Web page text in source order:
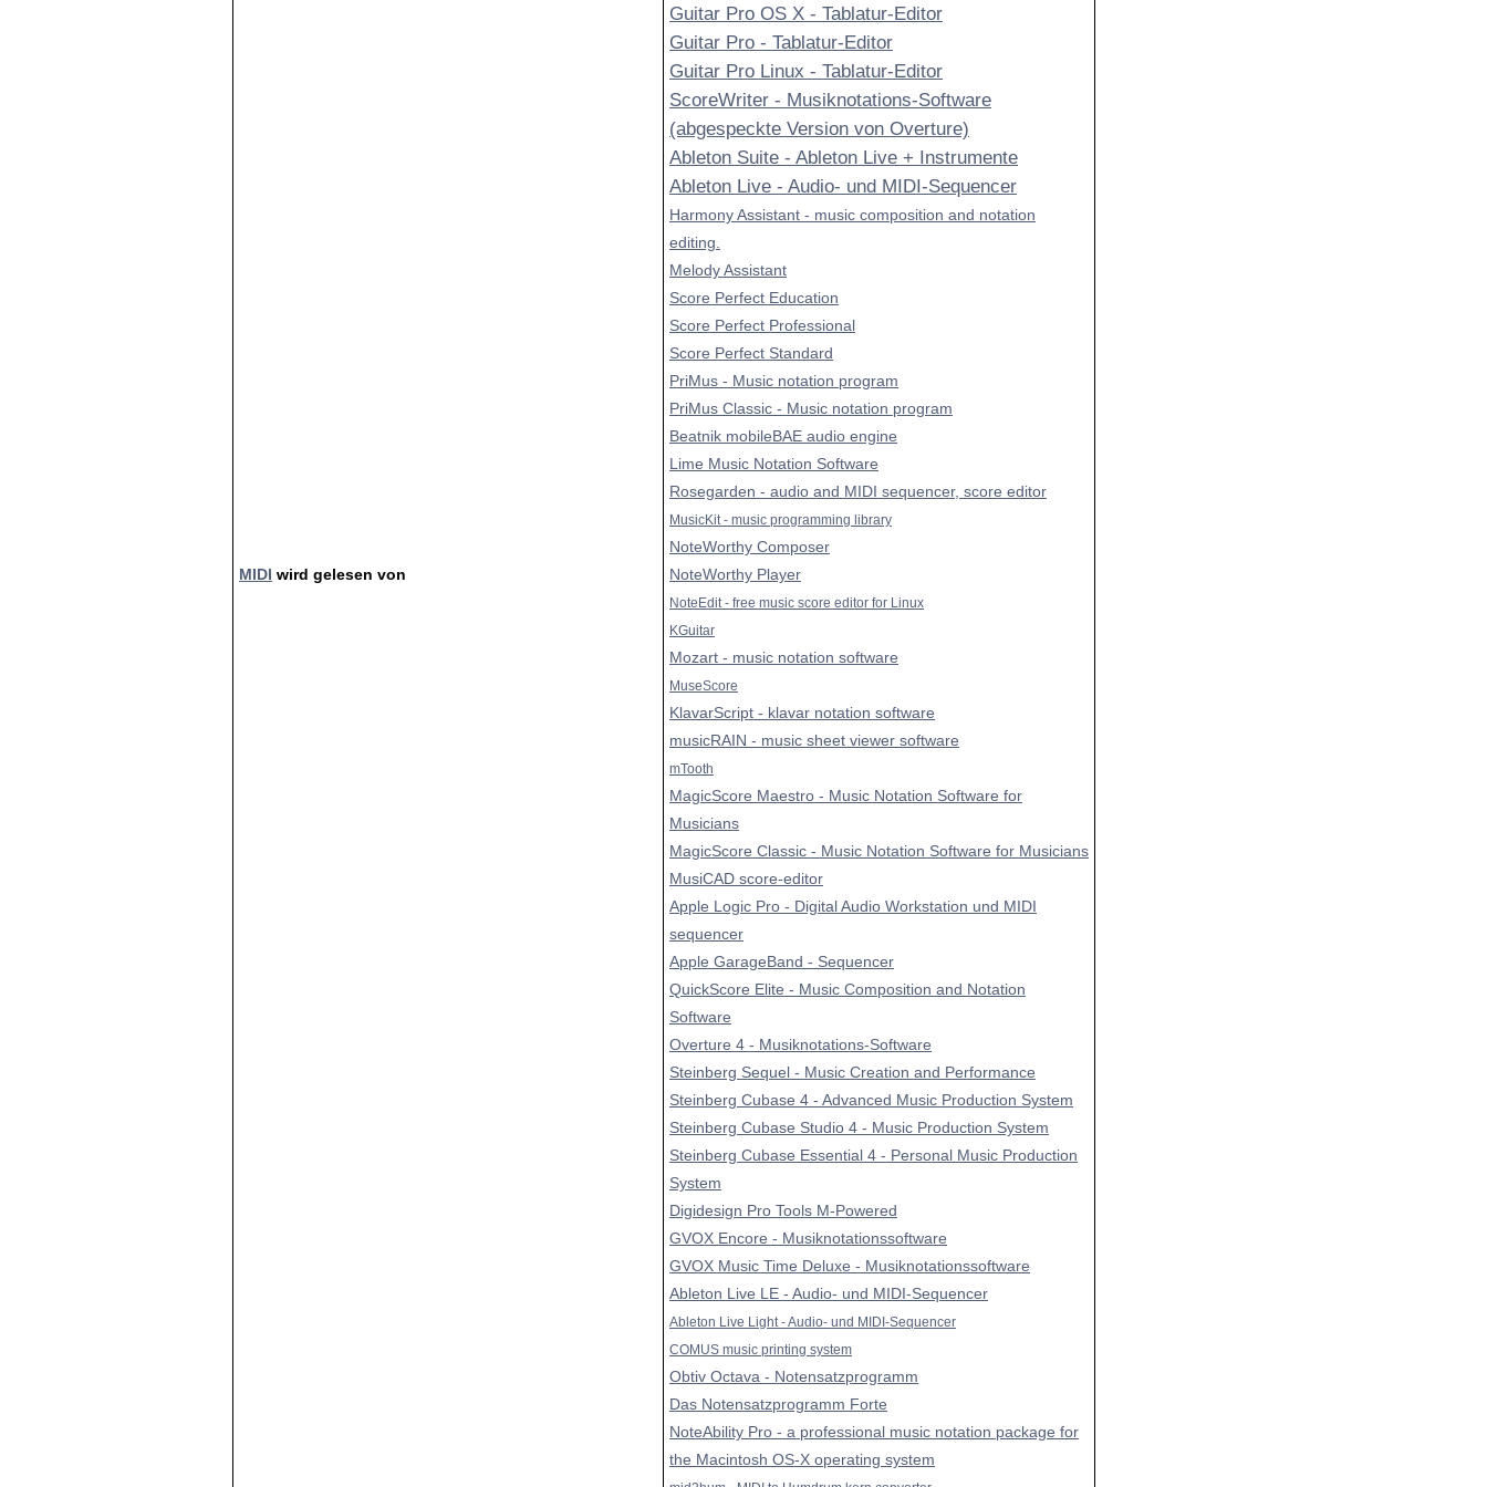
MIDI wird gelesen von
Guitar Pro OS X - Tablatur-Editor
Guitar Pro - Tablatur-Editor
Guitar Pro Linux - Tablatur-Editor
ScoreWriter - Musiknotations-Software
(abgespeckte Version von Overture)
Ableton Suite - Ableton Live + Instrumente
Ableton Live - Audio- und MIDI-Sequencer
Harmony Assistant - music composition and notation
editing.
Melody Assistant
Score Perfect Education
Score Perfect Professional
Score Perfect Standard
PriMus - Music notation program
PriMus Classic - Music notation program
Beatnik mobileBAE audio engine
Lime Music Notation Software
Rosegarden - audio and MIDI sequencer, score editor
MusicKit - music programming library
NoteWorthy Composer
NoteWorthy Player
NoteEdit - free music score editor for Linux
KGuitar
Mozart - music notation software
MuseScore
KlavarScript - klavar notation software
musicRAIN - music sheet viewer software
mTooth
MagicScore Maestro - Music Notation Software for
Musicians
MagicScore Classic - Music Notation Software for Musicians
MusiCAD score-editor
Apple Logic Pro - Digital Audio Workstation und MIDI
sequencer
Apple GarageBand - Sequencer
QuickScore Elite - Music Composition and Notation
Software
Overture 4 - Musiknotations-Software
Steinberg Sequel - Music Creation and Performance
Steinberg Cubase 4 - Advanced Music Production System
Steinberg Cubase Studio 4 - Music Production System
Steinberg Cubase Essential 4 - Personal Music Production
System
Digidesign Pro Tools M-Powered
GVOX Encore - Musiknotationssoftware
GVOX Music Time Deluxe - Musiknotationssoftware
Ableton Live LE - Audio- und MIDI-Sequencer
Ableton Live Light - Audio- und MIDI-Sequencer
COMUS music printing system
Obtiv Octava - Notensatzprogramm
Das Notensatzprogramm Forte
NoteAbility Pro - a professional music notation package for
the Macintosh OS-X operating system